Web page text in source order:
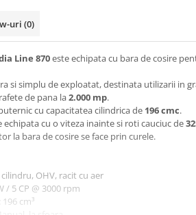
uri (0)
Line 870este echipata cu bara de cosire
si simplu de exploatat, destinata utilizarii in
de pana la2.000 mp.
cu capacitatea cilindrica de 196 cmc.
cu o viteza inainte si roti cauciuc de
la bara de cosire se face prin curele.
OHV, racit cu aer
/ 5 CP @ 3000 rpm
cm³